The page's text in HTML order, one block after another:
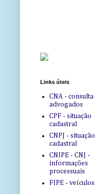
Links úteis
CNA - consulta
advogados
CPF - situação
cadastral
CNPJ - situação
cadastral
CNIPE - CNJ -
informações
processuais
FIPE - veículos